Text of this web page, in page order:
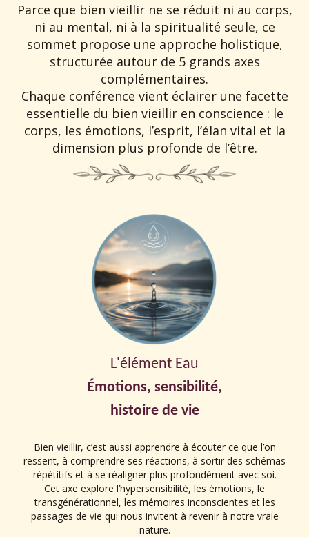
Parce que bien vieillir ne se réduit ni au corps,
ni au mental, ni à la spiritualité seule, ce
sommet propose une approche holistique,
structurée autour de 5 grands axes
complémentaires.
Chaque conférence vient éclairer une facette
essentielle du bien vieillir en conscience : le
corps, les émotions, l’esprit, l’élan vital et la
dimension plus profonde de l’être.
L'élément Eau
Émotions, sensibilité,
histoire de vie
Bien vieillir, c’est aussi apprendre à écouter ce que l’on
ressent, à comprendre ses réactions, à sortir des schémas
répétitifs et à se réaligner plus profondément avec soi.
Cet axe explore l’hypersensibilité, les émotions, le
transgénérationnel, les mémoires inconscientes et les
passages de vie qui nous invitent à revenir à notre vraie
nature.